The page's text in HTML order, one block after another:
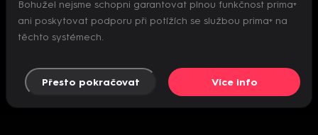
Nepodařilo se inicializovat přehrávač
Bohužel nejsme schopni garantovat plnou funkčnost prima+
ani poskytovat podporu při potížích se službou prima+ na
těchto systémech.
Přesto pokračovat Více info